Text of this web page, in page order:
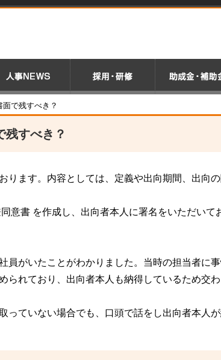
で残すべき？
残すべき？
ります。内容としては、定義や出向期間、出向
意書 を作成し、出向者本人に署名をいただいて
員がいたことがわかりました。当時の担当者に
られており、出向者本人も納得しているため交
っていない場合でも、口頭で話をし出向者本人